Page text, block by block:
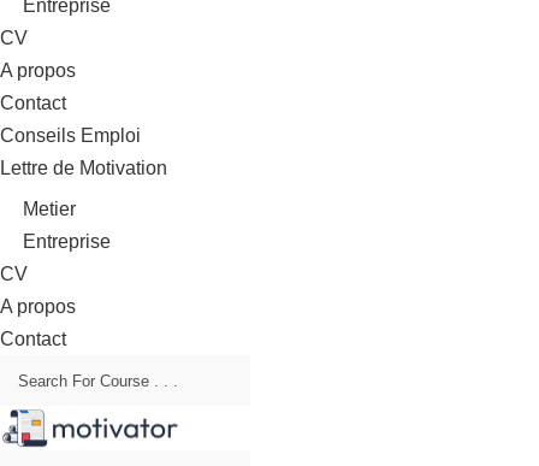
Entreprise
CV
A propos
Contact
Conseils Emploi
Lettre de Motivation
Metier
Entreprise
CV
A propos
Contact